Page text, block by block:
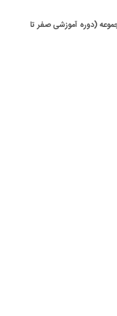
(دوره آموزشی صفر تا